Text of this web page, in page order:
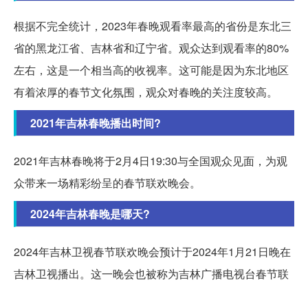
根据不完全统计，2023年春晚观看率最高的省份是东北三
省的黑龙江省、吉林省和辽宁省。观众达到观看率的80%
左右，这是一个相当高的收视率。这可能是因为东北地区
有着浓厚的春节文化氛围，观众对春晚的关注度较高。
2021年吉林春晚播出时间?
2021年吉林春晚将于2月4日19:30与全国观众见面，为观
众带来一场精彩纷呈的春节联欢晚会。
2024年吉林春晚是哪天?
2024年吉林卫视春节联欢晚会预计于2024年1月21日晚在
吉林卫视播出。这一晚会也被称为吉林广播电视台春节联